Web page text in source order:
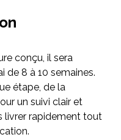
conçu, il sera
de 8 à 10 semaines.
étape, de la
un suivi clair et
livrer rapidement tout